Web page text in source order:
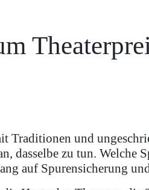
Traditionen und
dasselbe zu tun. Welche
auf Spurensicherung